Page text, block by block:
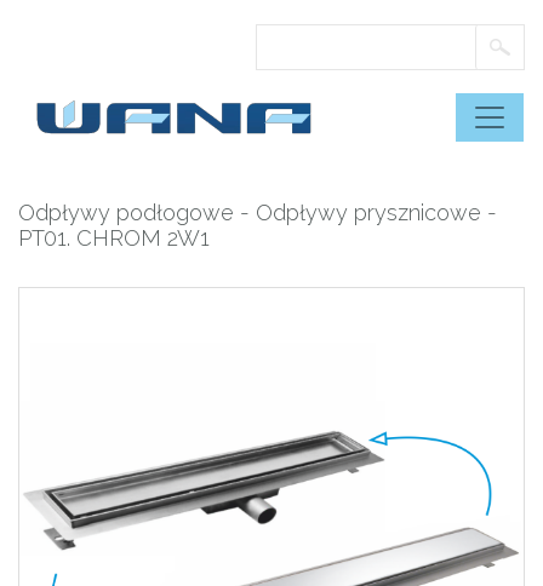
Odpływy podłogowe - Odpływy prysznicowe -
PT01. CHROM 2W1